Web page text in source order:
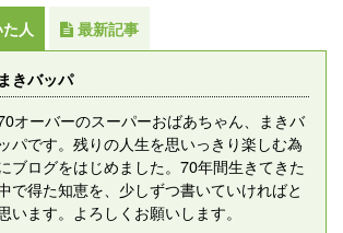
人 最新記事
まきバッパ
オーバーのスーパーおばあちゃん、まきバ
ッパです。残りの人生を思いっきり楽しむ為
ブログをはじめました。70年間生きてきた
で得た知恵を、少しずつ書いていければと
います。よろしくお願いします。